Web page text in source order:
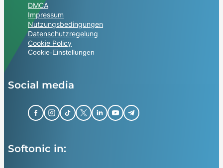
DMCA
Impressum
Nutzungsbedingungen
Datenschutzregelung
Cookie Policy
Cookie-Einstellungen
Social media
Softonic in: